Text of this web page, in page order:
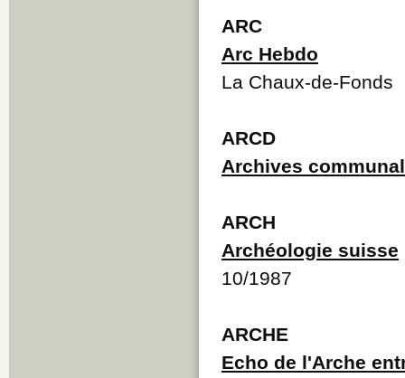
ARC
Arc Hebdo
La Chaux-de-Fonds
ARCD
Archives
ARCH
Archéologie suisse
10/1987
ARCHE
Echo de l'Arche